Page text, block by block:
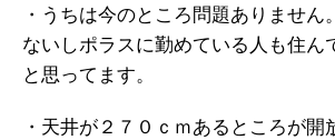
・うちは今のところ問題ありません
ないしポラスに勤めている人も住ん
と思ってます。
・天井が２７０ｃｍあるところが開